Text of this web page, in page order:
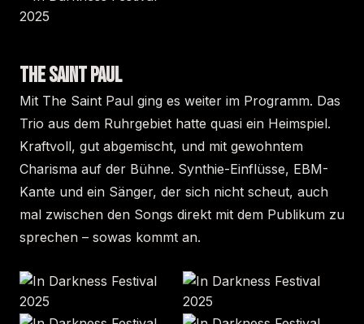
THE SAINT PAUL
Mit The Saint Paul ging es weiter im Programm. Das
Trio aus dem Ruhrgebiet hatte quasi ein Heimspiel.
Kraftvoll, gut abgemischt, und mit gewohntem
Charisma auf der Bühne. Synthie-Einflüsse, EBM-
Kante und ein Sänger, der sich nicht scheut, auch
mal zwischen den Songs direkt mit dem Publikum zu
sprechen – sowas kommt an.